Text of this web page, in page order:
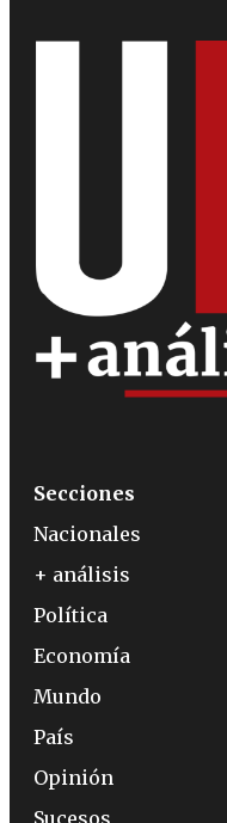
Secciones
Nacionales
+ análisis
Política
Economía
Mundo
País
Opinión
Sucesos